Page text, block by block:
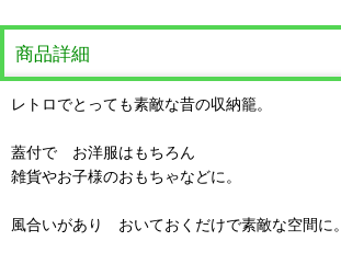
商品詳細
レトロでとっても素敵な昔の収納籠。
蓋付で お洋服はもちろん
雑貨やお子様のおもちゃなどに。
風合いがあり おいておくだけで素敵な空間に。